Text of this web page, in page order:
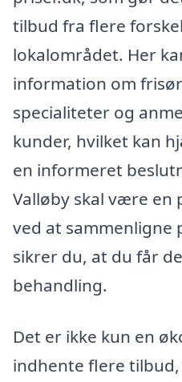
tilbud fra flere
lokalområdet. Her
information om
specialiteter og
kunder, hvilket kan
en informeret
Valløby skal være en
ved at sammenligne
sikrer du, at du får
behandling.
Det er ikke kun en
indhente flere